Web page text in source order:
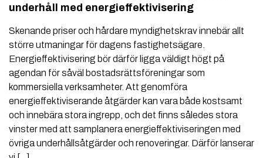
underhåll med energieffektivisering
Skenande priser och hårdare myndighetskrav innebär allt
större utmaningar för dagens fastighetsägare.
Energieffektivisering bör därför ligga väldigt högt på
agendan för såväl bostadsrättsföreningar som
kommersiella verksamheter. Att genomföra
energieffektiviserande åtgärder kan vara både kostsamt
och innebära stora ingrepp, och det finns således stora
vinster med att samplanera energieffektiviseringen med
övriga underhållsåtgärder och renoveringar. Därför lanserar